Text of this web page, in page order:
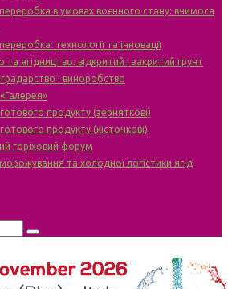
переробка в умовах воєнного стану: вчимося
технології та інновації
та ягідництво: відкритий і закритий ґрунт
і виноробство
продукту (зерняткові)
продукту (кісточкові)
горіховий форум
та холодної логістики ягід